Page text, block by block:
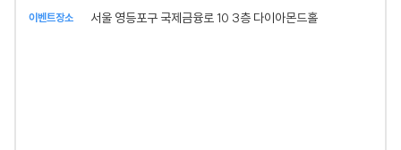
이벤트장소 서울 영등포구 국제금융로 10 3층 다이아몬드홀